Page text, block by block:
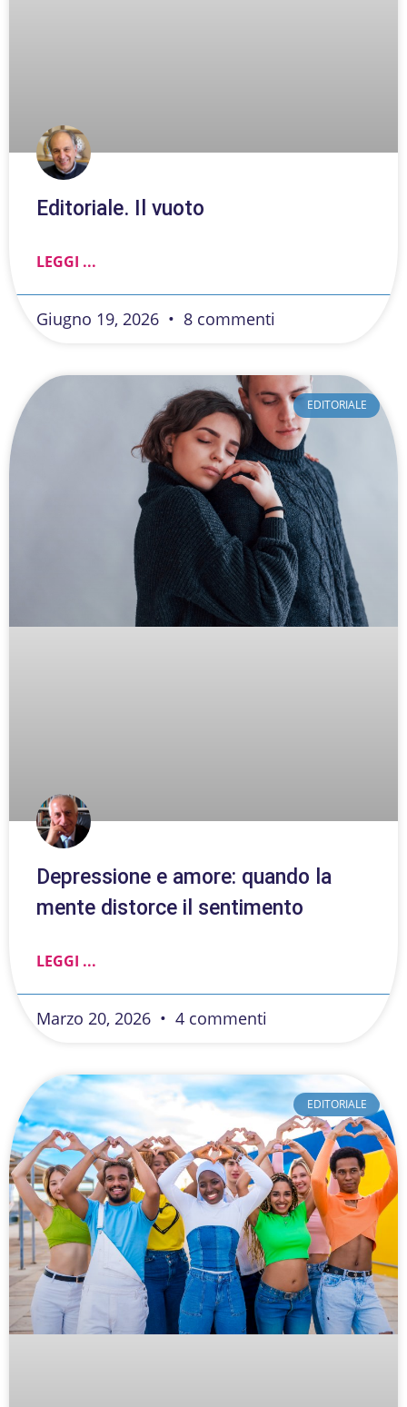
Editoriale. Il vuoto
LEGGI ...
Giugno 19, 2026 8 commenti
EDITORIALE
Depressione e amore: quando la
mente distorce il sentimento
LEGGI ...
Marzo 20, 2026 4 commenti
EDITORIALE